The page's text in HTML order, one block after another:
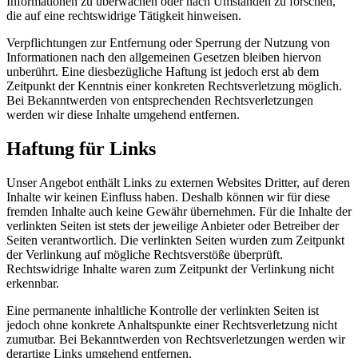
die auf eine rechtswidrige Tätigkeit hinweisen.
Verpflichtungen zur Entfernung oder Sperrung der Nutzung von
Informationen nach den allgemeinen Gesetzen bleiben hiervon
unberührt. Eine diesbezügliche Haftung ist jedoch erst ab dem
Zeitpunkt der Kenntnis einer konkreten Rechtsverletzung möglich.
Bei Bekanntwerden von entsprechenden Rechtsverletzungen
werden wir diese Inhalte umgehend entfernen.
Haftung für Links
Unser Angebot enthält Links zu externen Websites Dritter, auf deren
Inhalte wir keinen Einfluss haben. Deshalb können wir für diese
fremden Inhalte auch keine Gewähr übernehmen. Für die Inhalte der
verlinkten Seiten ist stets der jeweilige Anbieter oder Betreiber der
Seiten verantwortlich. Die verlinkten Seiten wurden zum Zeitpunkt
der Verlinkung auf mögliche Rechtsverstöße überprüft.
Rechtswidrige Inhalte waren zum Zeitpunkt der Verlinkung nicht
erkennbar.
Eine permanente inhaltliche Kontrolle der verlinkten Seiten ist
jedoch ohne konkrete Anhaltspunkte einer Rechtsverletzung nicht
zumutbar. Bei Bekanntwerden von Rechtsverletzungen werden wir
derartige Links umgehend entfernen.